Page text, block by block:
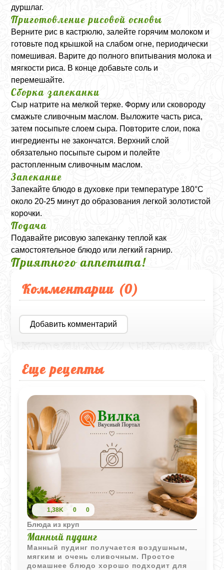
дуршлаг.
Приготовление рисовой основы
Верните рис в кастрюлю, залейте горячим молоком и
готовьте под крышкой на слабом огне, периодически
помешивая. Варите до полного впитывания молока и
мягкости риса. В конце добавьте соль и
перемешайте.
Сборка запеканки
Сыр натрите на мелкой терке. Форму или сковороду
смажьте сливочным маслом. Выложите часть риса,
затем посыпьте слоем сыра. Повторите слои, пока
ингредиенты не закончатся. Верхний слой
обязательно посыпьте сыром и полейте
растопленным сливочным маслом.
Запекание
Запекайте блюдо в духовке при температуре 180°C
около 20-25 минут до образования легкой золотистой
корочки.
Подача
Подавайте рисовую запеканку теплой как
самостоятельное блюдо или легкий гарнир.
Приятного аппетита!
Комментарии (0)
Добавить комментарий
Еще рецепты
1,38K 0 0
Блюда из круп
Манный пудинг
Манный пудинг получается воздушным,
мягким и очень сливочным. Простое
домашнее блюдо хорошо подходит для